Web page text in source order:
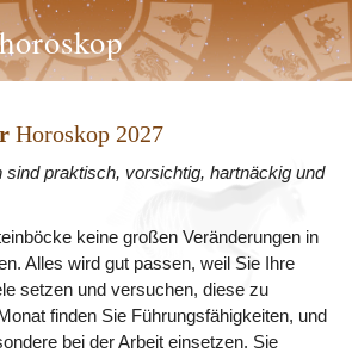
Horoskop 2027
sind praktisch, vorsichtig, hartnäckig und
keine großen Veränderungen in
Alles wird gut passen, weil Sie Ihre
setzen und versuchen, diese zu
finden Sie Führungsfähigkeiten, und
bei der Arbeit einsetzen. Sie